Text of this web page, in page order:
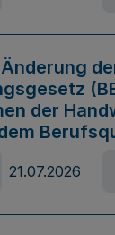
der
21.07.2026